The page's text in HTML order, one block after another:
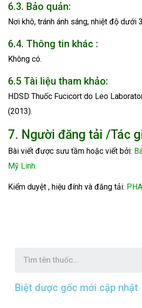
6.3. Bảo quản:
Nơi khô, tránh ánh sáng, nhiệt độ dưới
6.4. Thông tin khác :
Không có.
6.5 Tài liệu tham khảo:
HDSD Thuốc Fucicort do Leo
(2013).
7. Người đăng tải /Tác
Bài viết được sưu tầm hoặc viết bởi:
Mỹ Linh.
Kiểm duyệt , hiệu đính và đăng tải:
Biệt dược gốc mới cập nhật